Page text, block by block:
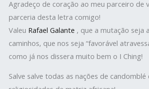
Agradeço de coração ao meu parceiro de
parceria desta letra comigo!
Valeu Rafael Galante , que a mutação seja
caminhos, que nos seja “favorável
como já nos dissera muito bem o I Ching!
Salve salve todas as nações de candomblé